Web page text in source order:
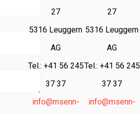
27
5316 Leuggern
AG
Tel.: +41 56 245
37 37
info@msenn-
27
5316 Leuggern
AG
Tel.: +41 56 245
37 37
info@msenn-